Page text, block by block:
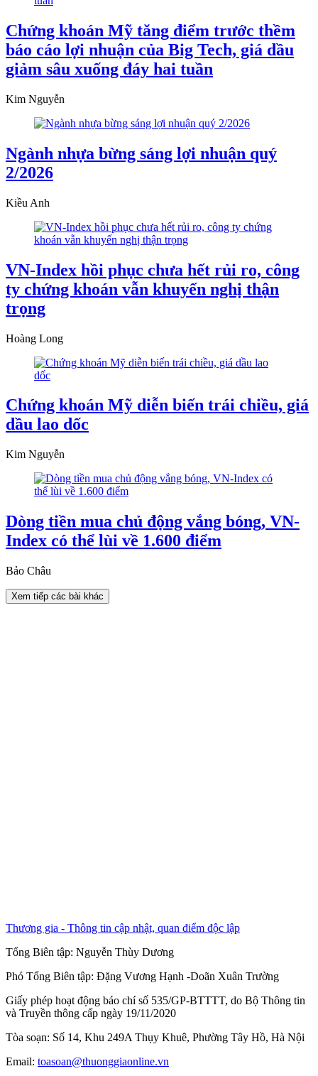
Chứng khoán Mỹ tăng điểm trước thềm
báo cáo lợi nhuận của Big Tech, giá dầu
giảm sâu xuống đáy hai tuần
Kim Nguyễn
Ngành nhựa bừng sáng lợi nhuận quý
2/2026
Kiều Anh
VN-Index hồi phục chưa hết rủi ro, công
ty chứng khoán vẫn khuyến nghị thận
trọng
Hoàng Long
Chứng khoán Mỹ diễn biến trái chiều, giá
dầu lao dốc
Kim Nguyễn
Dòng tiền mua chủ động vắng bóng, VN-
Index có thể lùi về 1.600 điểm
Bảo Châu
Xem tiếp các bài khác
Thương gia - Thông tin cập nhật, quan điểm độc lập
Tổng Biên tập: Nguyễn Thùy Dương
Phó Tổng Biên tập: Đặng Vương Hạnh -Doãn Xuân Trường
Giấy phép hoạt động báo chí số 535/GP-BTTTT, do Bộ Thông tin
và Truyền thông cấp ngày 19/11/2020
Tòa soạn: Số 14, Khu 249A Thụy Khuê, Phường Tây Hồ, Hà Nội
Email: toasoan@thuonggiaonline.vn